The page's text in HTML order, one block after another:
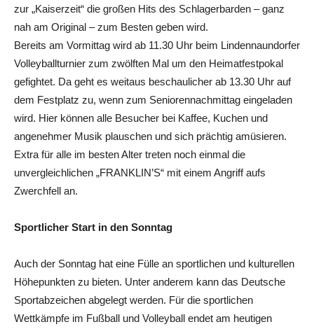
zur „Kaiserzeit“ die großen Hits des Schlagerbarden – ganz
nah am Original – zum Besten geben wird.
Bereits am Vormittag wird ab 11.30 Uhr beim Lindennaundorfer
Volleyballturnier zum zwölften Mal um den Heimatfestpokal
gefightet. Da geht es weitaus beschaulicher ab 13.30 Uhr auf
dem Festplatz zu, wenn zum Seniorennachmittag eingeladen
wird. Hier können alle Besucher bei Kaffee, Kuchen und
angenehmer Musik plauschen und sich prächtig amüsieren.
Extra für alle im besten Alter treten noch einmal die
unvergleichlichen „FRANKLIN’S“ mit einem Angriff aufs
Zwerchfell an.
Sportlicher Start in den Sonntag
Auch der Sonntag hat eine Fülle an sportlichen und kulturellen
Höhepunkten zu bieten. Unter anderem kann das Deutsche
Sportabzeichen abgelegt werden. Für die sportlichen
Wettkämpfe im Fußball und Volleyball endet am heutigen